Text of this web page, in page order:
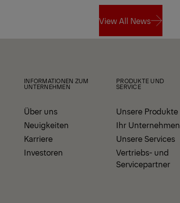
View All News
INFORMATIONEN ZUM
UNTERNEHMEN
Über uns
Neuigkeiten
Karriere
Investoren
PRODUKTE UND
SERVICE
Unsere Produkte
Ihr Unternehmen
Unsere Services
Vertriebs- und
Servicepartner